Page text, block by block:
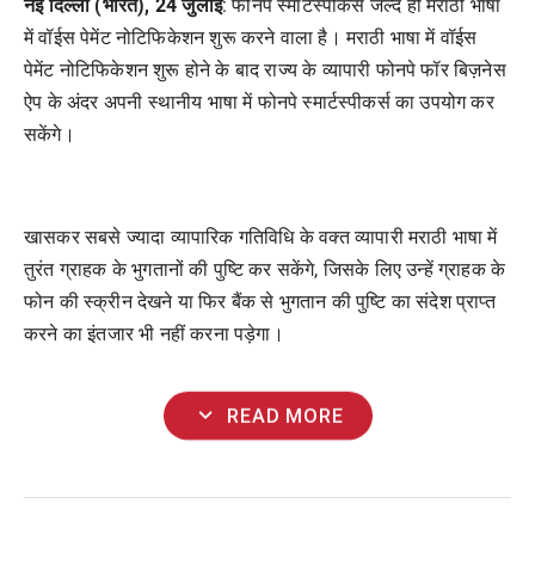
नई दिल्ली(भारत), 24जुलाई: फोनपे स्मार्टस्पीकर्स जल्द ही मराठी भाषा
में वॉईस पेमेंट नोटिफिकेशन शुरू करने वाला है। मराठी भाषा में वॉईस
पेमेंट नोटिफिकेशन शुरू होने के बाद राज्य के व्यापारी फोनपे फॉर बिज़नेस
ऐप के अंदर अपनी स्थानीय भाषा में फोनपे स्मार्टस्पीकर्स का उपयोग कर
सकेंगे।
खासकर सबसे ज्यादा व्यापारिक गतिविधि के वक्त व्यापारी मराठी भाषा में
तुरंत ग्राहक के भुगतानों की पुष्टि कर सकेंगे, जिसके लिए उन्हें ग्राहक के
फोन की स्क्रीन देखने या फिर बैंक से भुगतान की पुष्टि का संदेश प्राप्त
करने का इंतजार भी नहीं करना पड़ेगा।
expand_more READ MORE